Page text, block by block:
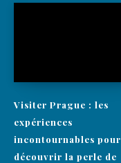
Visiter Prague : les
expériences
incontournables pour
découvrir la perle de